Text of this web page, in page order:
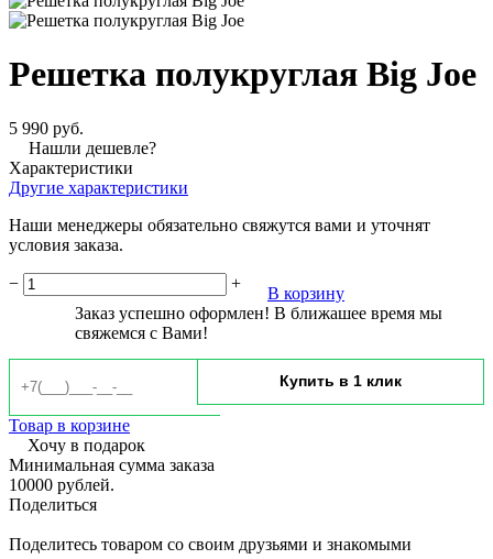
Решетка полукруглая Big Joe
5 990 руб.
Нашли дешевле?
Характеристики
Другие характеристики
Наши менеджеры обязательно свяжутся вами и уточнят
условия заказа.
− +
В корзину
Заказ успешно оформлен! В ближашее время мы
свяжемся с Вами!
Товар в корзине
Хочу в подарок
Минимальная сумма заказа
10000 рублей.
Поделиться
Поделитесь товаром со своим друзьями и знакомыми